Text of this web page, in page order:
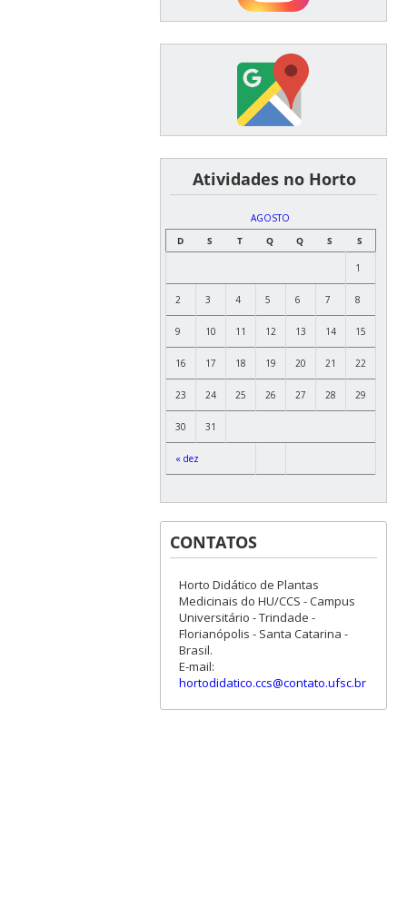
͏ ͏ ͏ ͏ ͏ ͏Atividades no Horto
AGOSTO
D
S T Q Q S S
« dez
1
2 3 4 5 6 7 8
9 10 11 12 13 14 15
16 17 18 19 20 21 22
23 24 25 26 27 28 29
30 31
CONTATOS
Horto Didático de Plantas
Medicinais do HU/CCS - Campus
Universitário - Trindade -
Florianópolis - Santa Catarina -
Brasil.
E-mail:
hortodidatico.ccs@contato.ufsc.br